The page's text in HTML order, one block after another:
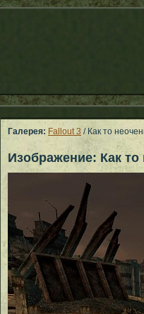
Галерея: Fallout 3 / Как то
Изображение: Как